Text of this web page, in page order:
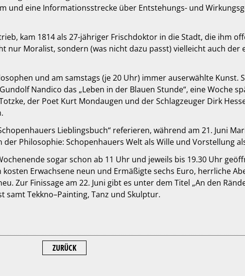
und eine Informationsstrecke über Entstehungs- und
kam 1814 als 27-jähriger Frischdoktor in die Stadt, die ihm
nur Moralist, sondern (was nicht dazu passt) vielleicht auch
und am samstags (je 20 Uhr) immer auserwählte Kunst.
Nandico das „Leben in der Blauen Stunde“, eine Woche
der Poet Kurt Mondaugen und der Schlagzeuger Dirk
Lieblingsbuch“ referieren, während am 21. Juni
Philosophie: Schopenhauers Welt als Wille und Vorstellung
sogar schon ab 11 Uhr und jeweils bis 19.30 Uhr
Erwachsene neun und Ermäßigte sechs Euro, herrliche
Zur Finissage am 22. Juni gibt es unter dem Titel „An den
samt Tekkno–Painting, Tanz und Skulptur.
ZURÜCK